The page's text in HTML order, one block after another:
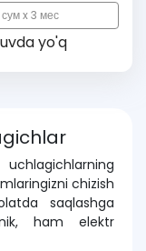
x 3 мес
yo'q
chizish
saqlashga
ham elektr